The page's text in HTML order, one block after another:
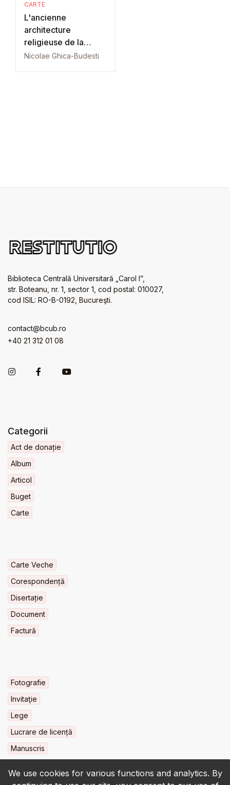
We use cookies for various functions and analytics. By
CARTE
L'ancienne
architecture
religieuse de la
Valachie
Nicolae Ghica-Budesti
Biblioteca Centrală Universitară „Carol I”,
str. Boteanu, nr. 1, sector 1, cod postal: 010027,
cod ISIL: RO-B-0192, Bucureşti.
contact@bcub.ro
+40 21 312 01 08
Categorii
Act de donație
Album
Articol
Buget
Carte
Carte Veche
Corespondență
Disertație
Document
Factură
Fotografie
Invitaţie
Lege
Lucrare de licență
Manuscris